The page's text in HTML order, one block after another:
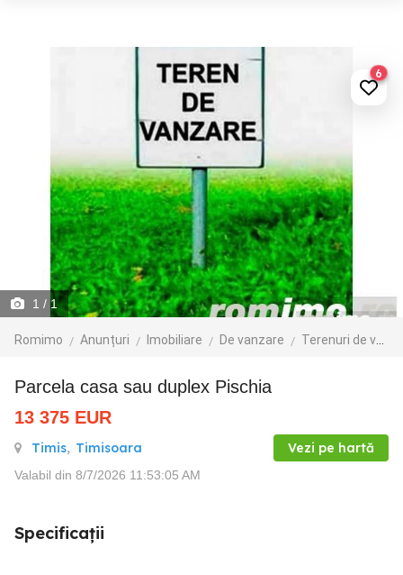
1 / 1
Romimo Anunțuri Imobiliare De vanzare Terenuri de vanzare
6
Parcela casa sau duplex Pischia
13 375 EUR
Timis, Timisoara Vezi pe hartă
Valabil din 8/7/2026 11:53:05 AM
Specificații